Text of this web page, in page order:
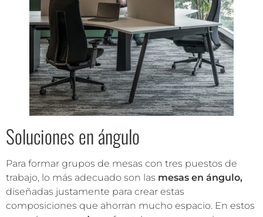
Soluciones en ángulo
Para formar grupos de mesas con tres puestos de
trabajo, lo más adecuado son las mesas en ángulo,
diseñadas justamente para crear estas
composiciones que ahorran mucho espacio. En estos